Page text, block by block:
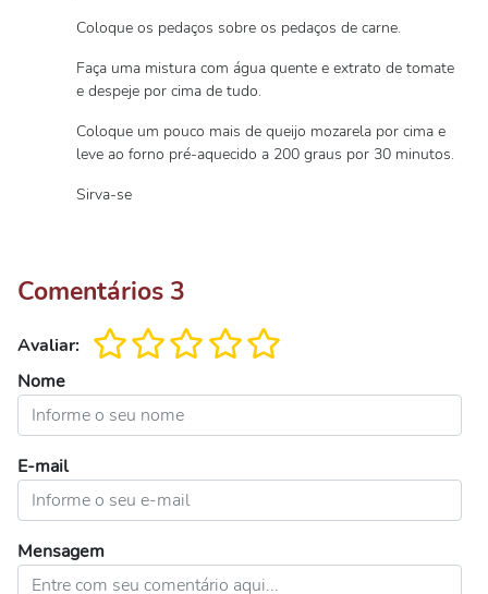
Coloque os pedaços sobre os pedaços de carne.
Faça uma mistura com água quente e extrato de tomate
e despeje por cima de tudo.
Coloque um pouco mais de queijo mozarela por cima e
leve ao forno pré-aquecido a 200 graus por 30 minutos.
Sirva-se
Comentários 3
Avaliar:
Nome
E-mail
Mensagem